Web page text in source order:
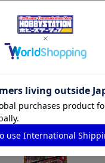
買取枚数
DM-DM23-RP4-B05-